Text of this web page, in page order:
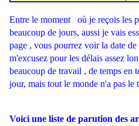
Entre le moment où je reçois les
beaucoup de jours, aussi je vais
page , vous pourrez voir la date
m'excusez pour les délais assez
beaucoup de travail , de temps en
jour, mais tout le monde n'a pas le
Voici une liste de parution des